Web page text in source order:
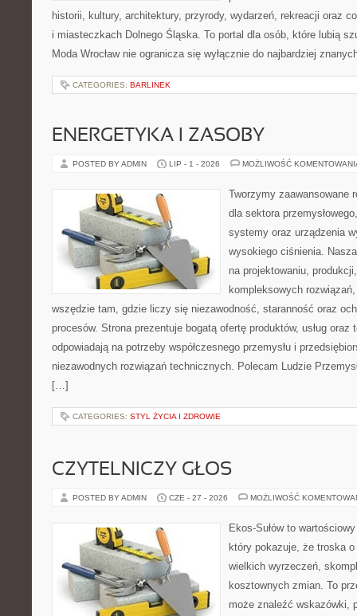
historii, kultury, architektury, przyrody, wydarzeń, rekreacji oraz
i miasteczkach Dolnego Śląska. To portal dla osób, które lubią
Moda Wrocław nie ogranicza się wyłącznie do najbardziej
CATEGORIES: BARLINEK
ENERGETYKA I ZASOBY
POSTED BY ADMIN LIP - 1 - 2026 MOŻLIWOŚĆ
Tworzymy zaawansowane
dla sektora
systemy oraz urządzenia
wysokiego ciśnienia.
na projektowaniu,
kompleksowych
wszędzie tam, gdzie liczy się niezawodność, staranność oraz
procesów. Strona prezentuje bogatą ofertę produktów, usług oraz
odpowiadają na potrzeby współczesnego przemysłu i
niezawodnych rozwiązań technicznych. Polecam Ludzie
[…]
CATEGORIES: STYL ŻYCIA I ZDROWIE
CZYTELNICZY GŁOS
POSTED BY ADMIN CZE - 27 - 2026 MOŻLIWOŚĆ
Ekos-Sułów to
który pokazuje, że troska
wielkich wyrzeczeń,
kosztownych zmian. To
może znaleźć wskazówki,